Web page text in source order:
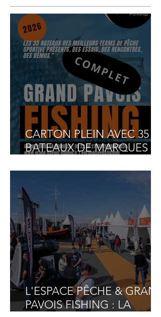
CARTON PLEIN AVEC 35
BATEAUX DE MARQUES
PAVOIS FISHING 2026 ET 2
BATEAUX COMPÉTITION
PARTENAIRES INVITÉS !
L'ESPACE PÊCHE & GRAND
PAVOIS FISHING : LA